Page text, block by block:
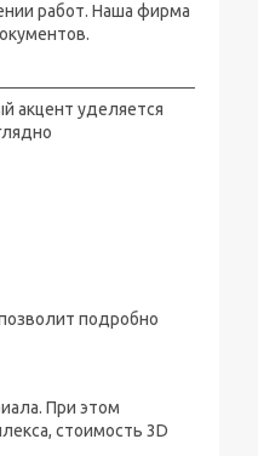
работ. Наша фирма
акцент уделяется
подробно
При этом
стоимость 3D